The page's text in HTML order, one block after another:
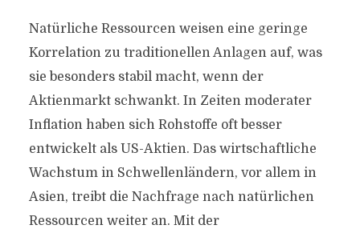
Natürliche Ressourcen weisen eine geringe
Korrelation zu traditionellen Anlagen auf, was
sie besonders stabil macht, wenn der
Aktienmarkt schwankt. In Zeiten moderater
Inflation haben sich Rohstoffe oft besser
entwickelt als US-Aktien. Das wirtschaftliche
Wachstum in Schwellenländern, vor allem in
Asien, treibt die Nachfrage nach natürlichen
Ressourcen weiter an. Mit der